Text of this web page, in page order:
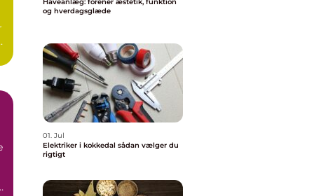
og hverdagsglæde
01. Jul
Elektriker i kokkedal sådan vælger du
rigtigt